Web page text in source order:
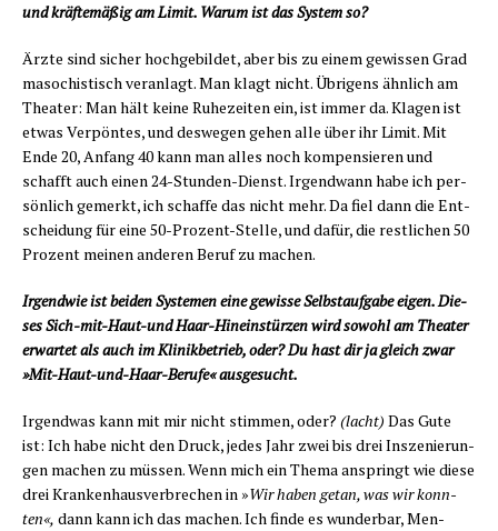
und kräf­te­mä­ßig am Limit. War­um ist das Sys­tem so?
Ärz­te sind sicher hoch­ge­bil­det, aber bis zu einem gewis­sen Grad
maso­chis­tisch ver­an­lagt. Man klagt nicht. Übri­gens ähn­lich am
Thea­ter: Man hält kei­ne Ruhe­zei­ten ein, ist immer da. Kla­gen ist
etwas Ver­pön­tes, und des­we­gen gehen alle über ihr Limit. Mit
Ende 20, Anfang 40 kann man alles noch kom­pen­sie­ren und
schafft auch einen 24-Stun­den-Dienst. Irgend­wann habe ich per­
sön­lich gemerkt, ich schaf­fe das nicht mehr. Da fiel dann die Ent­
schei­dung für eine 50-Pro­zent-Stel­le, und dafür, die rest­li­chen 50
Pro­zent mei­nen ande­ren Beruf zu machen.
Irgend­wie ist bei­den Sys­te­men eine gewis­se Selbst­auf­ga­be eigen. Die­
ses Sich-mit-Haut-und Haar-Hin­ein­stür­zen wird sowohl am Thea­ter
erwar­tet als auch im Kli­nik­be­trieb, oder? Du hast dir ja gleich zwar
»Mit-Haut-und-Haar-Beru­fe« ausgesucht.
Irgend­was kann mit mir nicht stim­men, oder? (lacht) Das Gute
ist: Ich habe nicht den Druck, jedes Jahr zwei bis drei Insze­nie­run­
gen machen zu müs­sen. Wenn mich ein The­ma anspringt wie die­se
drei Kran­ken­haus­ver­bre­chen in »Wir haben getan, was wir konn­
ten«, dann kann ich das machen. Ich fin­de es wun­der­bar, Men­